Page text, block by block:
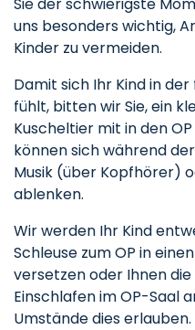
uns besonders wichtig,
Kinder zu vermeiden.
Damit sich Ihr Kind in
fühlt, bitten wir Sie, ein
Kuscheltier mit in den
können sich während
Musik (über Kopfhörer)
ablenken.
Wir werden Ihr Kind
Schleuse zum OP in
versetzen oder Ihnen
Einschlafen im OP-Saal
Umstände dies erlauben.